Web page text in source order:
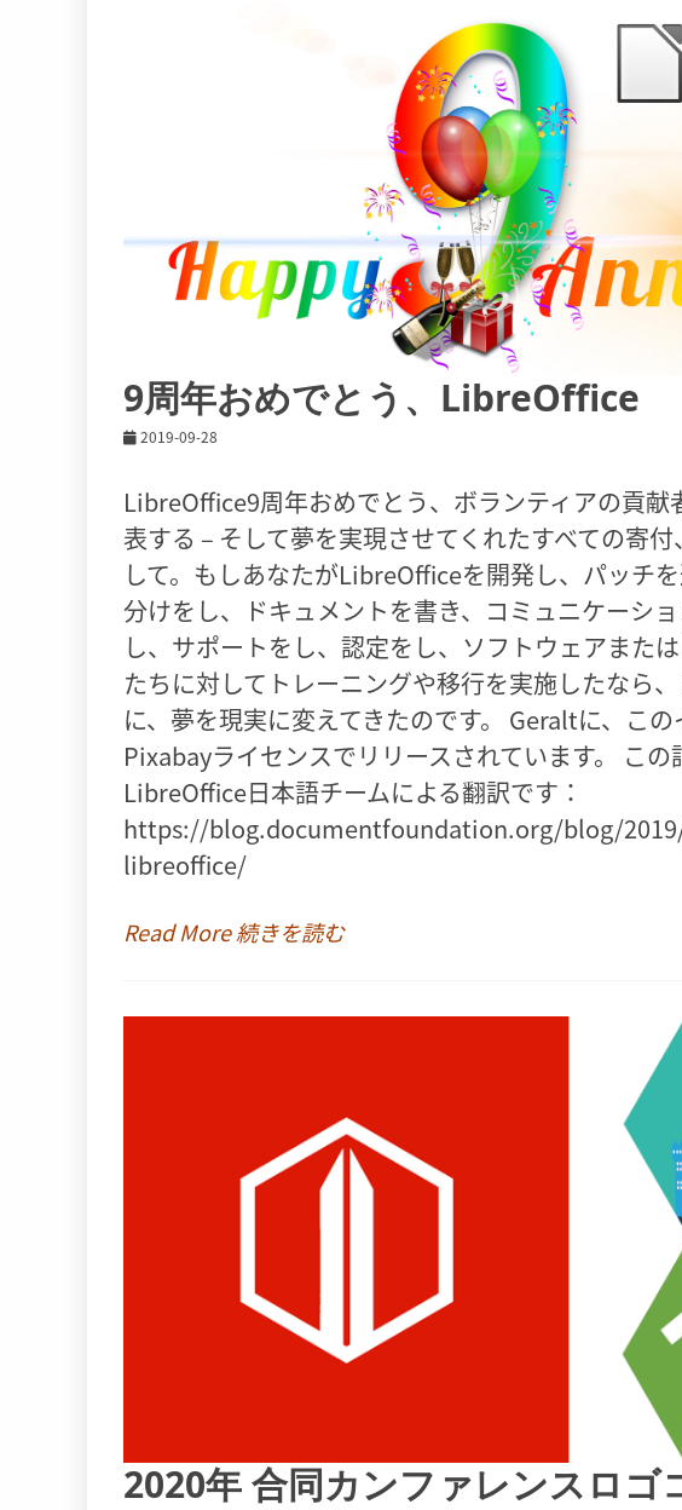
9周年おめでとう、LibreOffice
2019-09-28
LibreOffice9周年おめでとう、ボランティアの貢
表する – そして夢を実現させてくれたすべての寄
して。もしあなたがLibreOfficeを開発し、パッチ
分けをし、ドキュメントを書き、コミュニケーシ
し、サポートをし、認定をし、ソフトウェアまた
たちに対してトレーニングや移行を実施したなら
に、夢を現実に変えてきたのです。 Geraltに、この
Pixabayライセンスでリリースされています。 こ
LibreOffice日本語チームによる翻訳です：
https://blog.documentfoundation.org/blog/
libreoffice/
Read More 続きを読む
2020年 合同カンファレンスロゴ